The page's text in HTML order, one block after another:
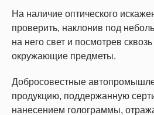
На наличие оптического
проверить, наклонив под
на него свет и посмотрев
окружающие предметы.
Добросовестные
продукцию, поддержанную
нанесением голограммы,